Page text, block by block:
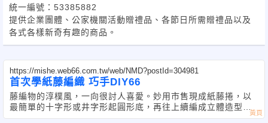
統一編號：53385882
提供企業團體、公家機關活動贈禮品、各節日所需贈禮品以及
各式各樣新奇有趣的商品。
https://mishe.web66.com.tw/web/NMD?postId=304981
首次學紙藤編織 巧手DIY66
藤編物的淳樸風，一向很討人喜愛。妙用市售現成紙藤捲，以
最簡單的十字形或井字形起圓形底，再往上續編成立體造型，
有各式花器.